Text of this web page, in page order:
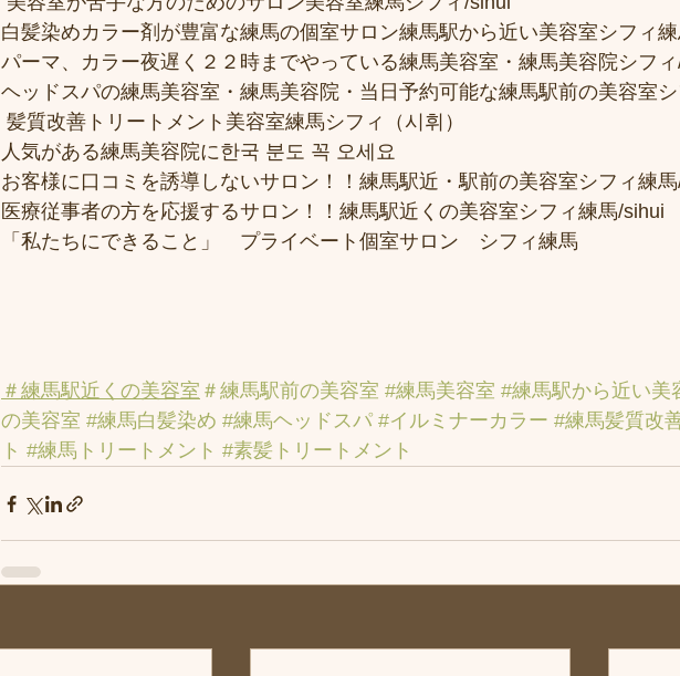
白髪染めカラー剤が豊富な練馬の個室サロン練馬駅から近い美容室シフィ
パーマ、カラー夜遅く２２時までやっている練馬美容室・練馬美容院シフ
ヘッドスパの練馬美容室・練馬美容院・当日予約可能な練馬駅前の美容室
髪質改善トリートメント美容室練馬シフィ（시휘）
人気がある練馬美容院に한국 분도 꼭 오세요
お客様に口コミを誘導しないサロン！！練馬駅近・駅前の美容室シフィ練
医療従事者の方を応援するサロン！！練馬駅近くの美容室シフィ練馬/sihui
「私たちにできること」　プライベート個室サロン　シフィ練馬
＃練馬駅近くの美容室 ＃練馬駅前の美容室 #練馬美容室 #練馬駅から近い美
の美容室 #練馬白髪染め #練馬ヘッドスパ #イルミナーカラー #練馬髪質改
ト #練馬トリートメント #素髪トリートメント